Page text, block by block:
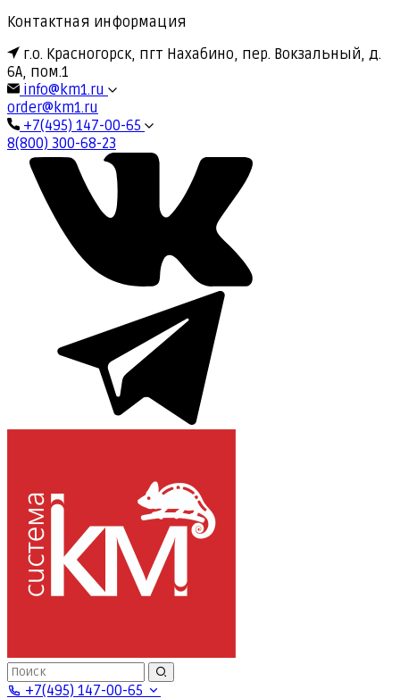
Контактная информация
г.о. Красногорск, пгт Нахабино, пер. Вокзальный, д.
6А, пом.1
info@km1.ru
order@km1.ru
+7(495) 147-00-65
8(800) 300-68-23
+7(495) 147-00-65